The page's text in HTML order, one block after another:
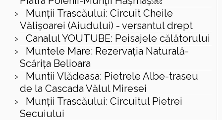
Munții Trascăului: Circuit Cheile
Vălișoarei (Aiudului) - versantul drept
Canalul YOUTUBE: Peisajele călătorului
Muntele Mare: Rezervaţia Naturală-
Scăriţa Belioara
Muntii Vlădeasa: Pietrele Albe-traseu
de la Cascada Vălul Miresei
Munții Trascăului: Circuitul Pietrei
Secuiului